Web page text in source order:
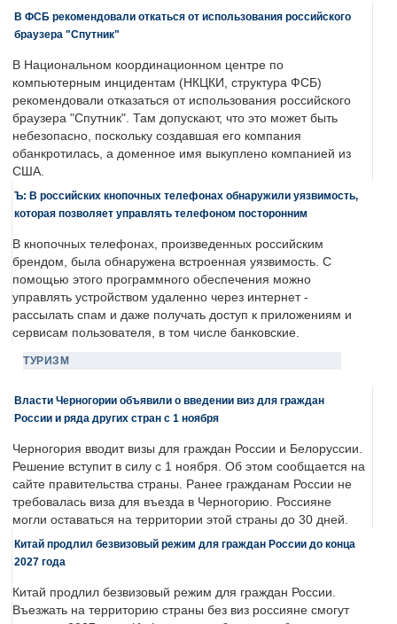
В ФСБ рекомендовали откаться от использования российского
браузера "Спутник"
В Национальном координационном центре по
компьютерным инцидентам (НКЦКИ, структура ФСБ)
рекомендовали отказаться от использования российского
браузера "Спутник". Там допускают, что это может быть
небезопасно, поскольку создавшая его компания
обанкротилась, а доменное имя выкуплено компанией из
США.
Ъ: В российских кнопочных телефонах обнаружили уязвимость,
которая позволяет управлять телефоном посторонним
В кнопочных телефонах, произведенных российским
брендом, была обнаружена встроенная уязвимость. С
помощью этого программного обеспечения можно
управлять устройством удаленно через интернет -
рассылать спам и даже получать доступ к приложениям и
сервисам пользователя, в том числе банковские.
ТУРИЗМ
Власти Черногории объявили о введении виз для граждан
России и ряда других стран с 1 ноября
Черногория вводит визы для граждан России и Белоруссии.
Решение вступит в силу с 1 ноября. Об этом сообщается на
сайте правительства страны. Ранее гражданам России не
требовалась виза для въезда в Черногорию. Россияне
могли оставаться на территории этой страны до 30 дней.
Китай продлил безвизовый режим для граждан России до конца
2027 года
Китай продлил безвизовый режим для граждан России.
Въезжать на территорию страны без виз россияне смогут